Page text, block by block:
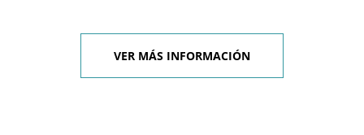
VER MÁS INFORMACIÓN